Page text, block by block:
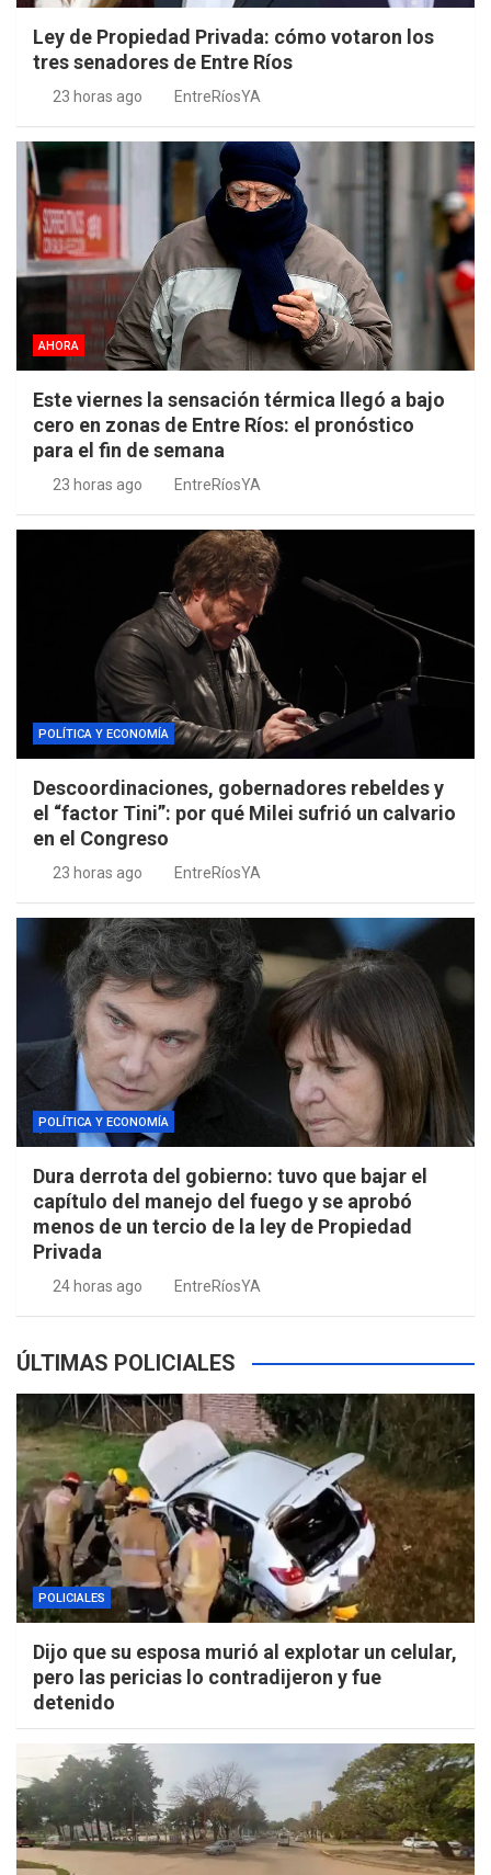
Ley de Propiedad Privada: cómo votaron los
tres senadores de Entre Ríos
23 horas ago EntreRíosYA
AHORA
Este viernes la sensación térmica llegó a bajo
cero en zonas de Entre Ríos: el pronóstico
para el fin de semana
23 horas ago EntreRíosYA
POLÍTICA Y ECONOMÍA
Descoordinaciones, gobernadores rebeldes y
el “factor Tini”: por qué Milei sufrió un calvario
en el Congreso
23 horas ago EntreRíosYA
POLÍTICA Y ECONOMÍA
Dura derrota del gobierno: tuvo que bajar el
capítulo del manejo del fuego y se aprobó
menos de un tercio de la ley de Propiedad
Privada
24 horas ago EntreRíosYA
ÚLTIMAS POLICIALES
POLICIALES
Dijo que su esposa murió al explotar un celular,
pero las pericias lo contradijeron y fue
detenido